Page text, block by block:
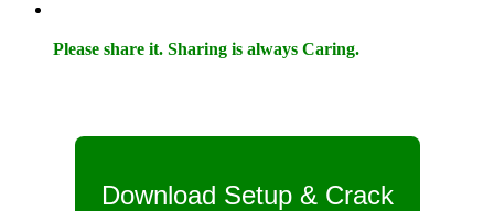
Please share it. Sharing is always Caring.
Download Setup & Crack